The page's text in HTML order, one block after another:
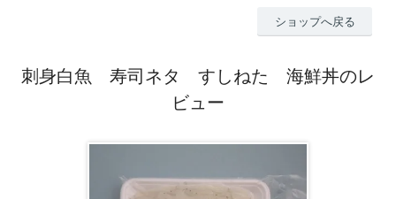
ショップへ戻る
刺身白魚 寿司ネタ すしねた 海鮮丼のレ
ビュー